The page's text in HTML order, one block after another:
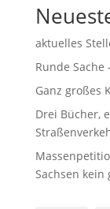
aktuelles
Runde Sache
Ganz großes
Drei Bücher,
Sachsen kein